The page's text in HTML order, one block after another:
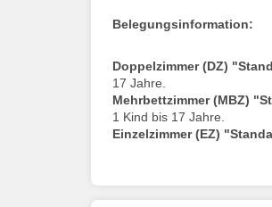
Belegungsinformation:
Doppelzimmer (DZ)
17 Jahre.
Mehrbettzimmer (MBZ)
1 Kind bis 17 Jahre.
Einzelzimmer (EZ)